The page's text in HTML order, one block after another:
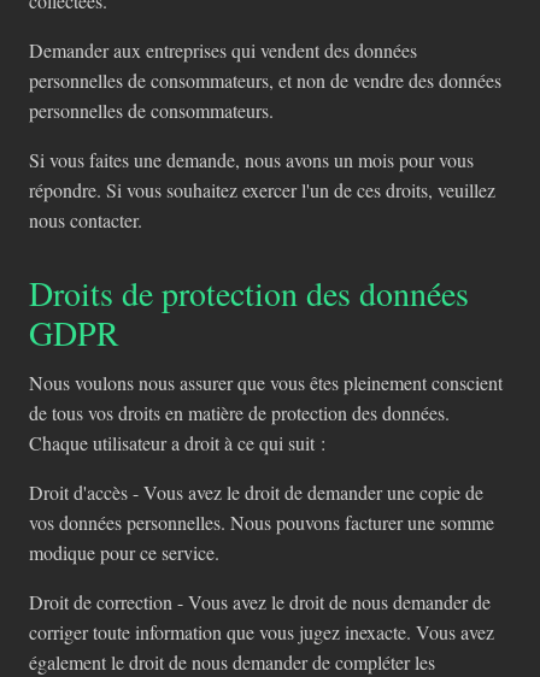
Demander aux entreprises qui vendent des données
personnelles de consommateurs, et non de vendre des données
personnelles de consommateurs.
Si vous faites une demande, nous avons un mois pour vous
répondre. Si vous souhaitez exercer l'un de ces droits, veuillez
nous contacter.
Droits de protection des données
GDPR
Nous voulons nous assurer que vous êtes pleinement conscient
de tous vos droits en matière de protection des données.
Chaque utilisateur a droit à ce qui suit :
Droit d'accès - Vous avez le droit de demander une copie de
vos données personnelles. Nous pouvons facturer une somme
modique pour ce service.
Droit de correction - Vous avez le droit de nous demander de
corriger toute information que vous jugez inexacte. Vous avez
également le droit de nous demander de compléter les